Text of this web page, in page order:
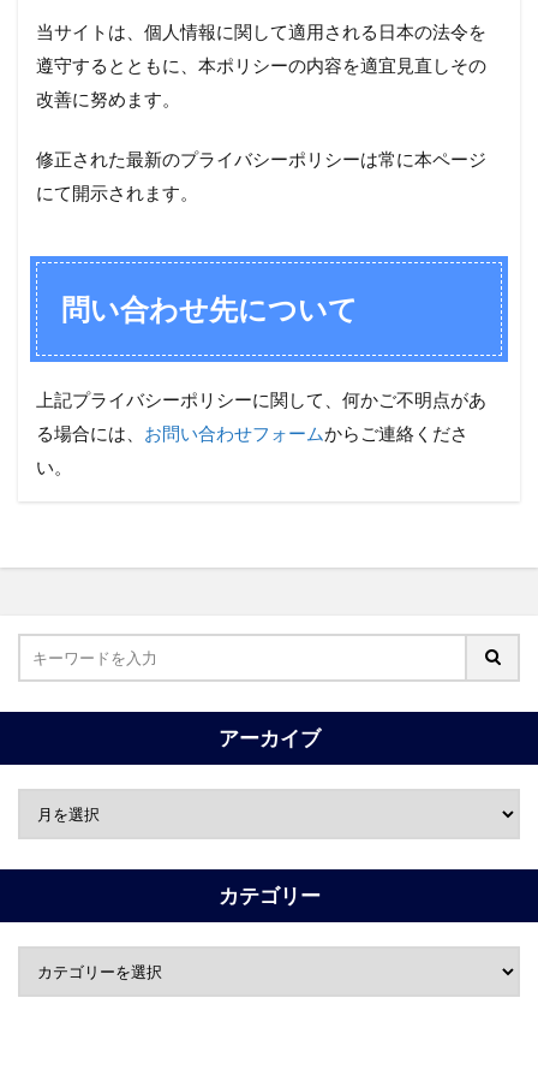
当サイトは、個人情報に関して適用される日本の法令を
遵守するとともに、本ポリシーの内容を適宜見直しその
改善に努めます。
修正された最新のプライバシーポリシーは常に本ページ
にて開示されます。
問い合わせ先について
上記プライバシーポリシーに関して、何かご不明点があ
る場合には、 お問い合わせフォームからご連絡くださ
い。
アーカイブ
カテゴリー